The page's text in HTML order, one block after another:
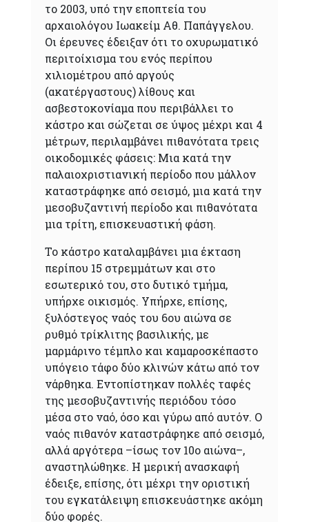
το 2003, υπό την εποπτεία του
αρχαιολόγου Ιωακείμ Αθ. Παπάγγελου.
Οι έρευνες έδειξαν ότι το οχυρωματικό
περιτοίχισμα του ενός περίπου
χιλιομέτρου από αργούς
(ακατέργαστους) λίθους και
ασβεστοκονίαμα που περιβάλλει το
κάστρο και σώζεται σε ύψος μέχρι και 4
μέτρων, περιλαμβάνει πιθανότατα τρεις
οικοδομικές φάσεις: Μια κατά την
παλαιοχριστιανική περίοδο που μάλλον
καταστράφηκε από σεισμό, μια κατά την
μεσοβυζαντινή περίοδο και πιθανότατα
μια τρίτη, επισκευαστική φάση.
Το κάστρο καταλαμβάνει μια έκταση
περίπου 15 στρεμμάτων και στο
εσωτερικό του, στο δυτικό τμήμα,
υπήρχε οικισμός. Υπήρχε, επίσης,
ξυλόστεγος ναός του 6ου αιώνα σε
ρυθμό τρίκλιτης βασιλικής, με
μαρμάρινο τέμπλο και καμαροσκέπαστο
υπόγειο τάφο δύο κλινών κάτω από τον
νάρθηκα. Εντοπίστηκαν πολλές ταφές
της μεσοβυζαντινής περιόδου τόσο
μέσα στο ναό, όσο και γύρω από αυτόν. Ο
ναός πιθανόν καταστράφηκε από σεισμό,
αλλά αργότερα –ίσως τον 10ο αιώνα–,
αναστηλώθηκε. Η μερική ανασκαφή
έδειξε, επίσης, ότι μέχρι την οριστική
του εγκατάλειψη επισκευάστηκε ακόμη
δύο φορές.